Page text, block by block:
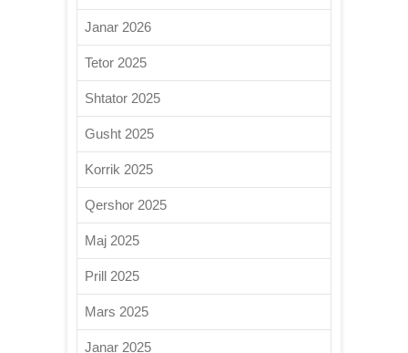
Janar 2026
Tetor 2025
Shtator 2025
Gusht 2025
Korrik 2025
Qershor 2025
Maj 2025
Prill 2025
Mars 2025
Janar 2025